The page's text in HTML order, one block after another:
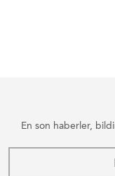
En son haberler,